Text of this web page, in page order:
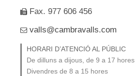
Fax. 977 606 456
valls@cambravalls.com
HORARI D’ATENCIÓ AL PÚBLIC
De dilluns a dijous, de 9 a 17 hores
Divendres de 8 a 15 hores